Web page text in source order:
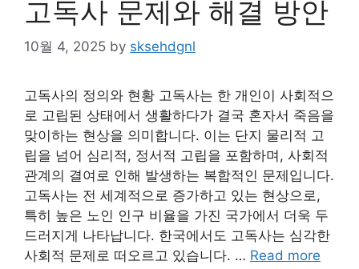
고독사 문제와 해결 방안
10월 4, 2025 by sksehdgnl
고독사의 정의와 현황 고독사는 한 개인이 사회적으
로 고립된 상태에서 생활하다가 결국 혼자서 죽음을
맞이하는 현상을 의미합니다. 이는 단지 물리적 고
립을 넘어 심리적, 정서적 고립을 포함하며, 사회적
관계의 결여로 인해 발생하는 복합적인 문제입니다.
고독사는 전 세계적으로 증가하고 있는 현상으로,
특히 높은 노인 인구 비율을 가진 국가에서 더욱 두
드러지게 나타납니다. 한국에서도 고독사는 심각한
사회적 문제로 떠오르고 있습니다. … Read more